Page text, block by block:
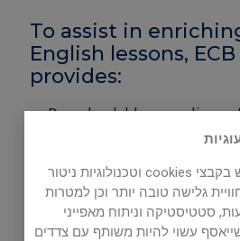
To assist in
English lessons,
provides:
Downloadable recordings
that appear in the
New High Five:
Files
לידיעתך, האתר משתמש בקבצי cookies וטכנולוגיות ניטור
גלישה טובה יותר וכן למטרות
סטטיסטיקה וניתוח מאפייני
עשוי להיות משותף עם צדדים